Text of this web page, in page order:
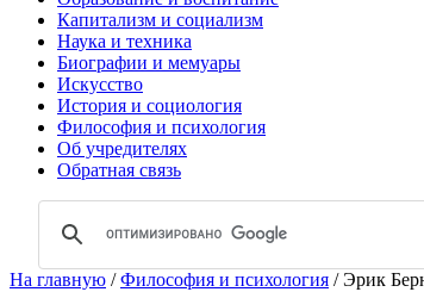
Капитализм и социализм
Наука и техника
Биографии и мемуары
Искусство
История и социология
Философия и психология
Об учредителях
Обратная связь
На главную /Философия и психология / Эрик